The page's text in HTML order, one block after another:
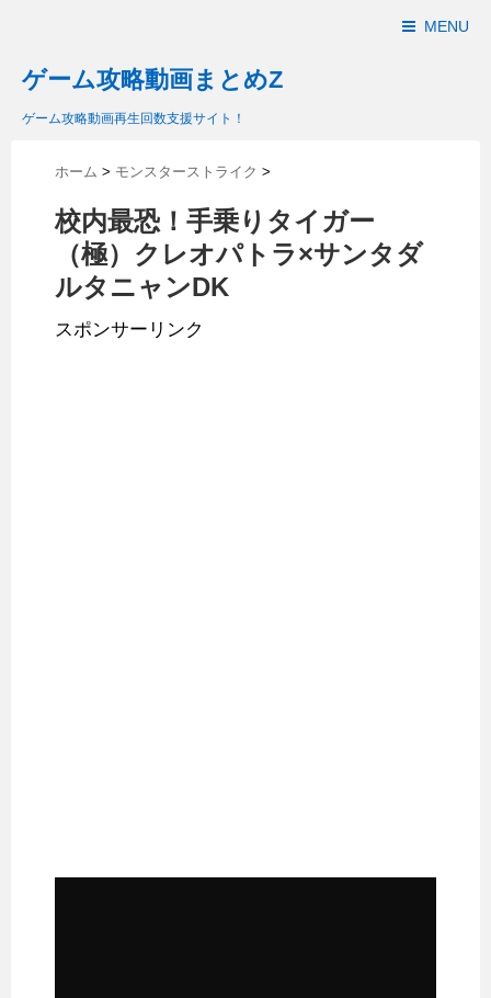
MENU
ゲーム攻略動画まとめZ
ゲーム攻略動画再生回数支援サイト！
ホーム > モンスターストライク >
校内最恐！手乗りタイガー
（極）クレオパトラ×サンタダ
ルタニャンDK
スポンサーリンク